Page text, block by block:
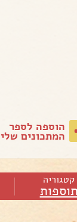
הוספה לספר
המתכונים שלי
קטגוריה
תוספות